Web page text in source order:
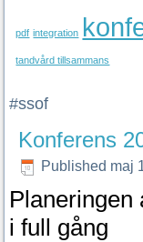
pdf integration
tandvård tillsammans
#ssof
Konferens
Published maj
Planeringen
i full gång